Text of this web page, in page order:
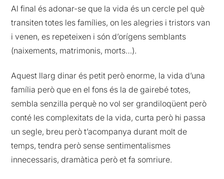
Al final és adonar-se que la vida és un cercle pel què
transiten totes les famílies, on les alegries i tristors van
i venen, es repeteixen i són d’orígens semblants
(naixements, matrimonis, morts…).
Aquest llarg dinar és petit però enorme, la vida d’una
família però que en el fons és la de gairebé totes,
sembla senzilla perquè no vol ser grandiloqüent però
conté les complexitats de la vida, curta però hi passa
un segle, breu però t’acompanya durant molt de
temps, tendra però sense sentimentalismes
innecessaris, dramàtica però et fa somriure.